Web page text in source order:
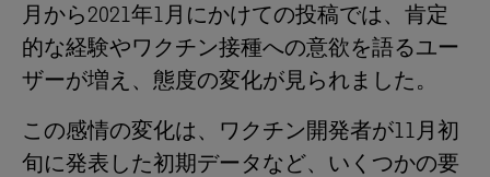
月から2021年1月にかけての投稿では、肯定
的な経験やワクチン接種への意欲を語るユー
ザーが増え、態度の変化が見られました。
この感情の変化は、ワクチン開発者が11月初
旬に発表した初期データなど、いくつかの要